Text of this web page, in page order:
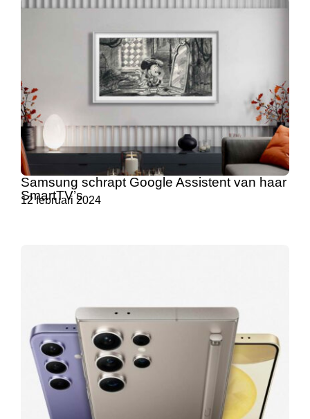
Samsung schrapt Google Assistent van haar
SmartTV’s
12 februari 2024